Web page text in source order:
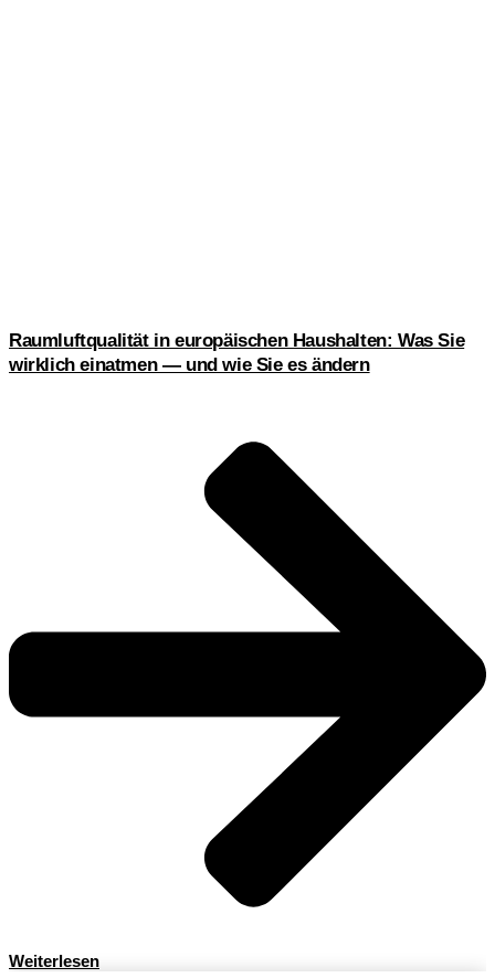
Raumluftqualität in europäischen Haushalten: Was Sie
wirklich einatmen — und wie Sie es ändern
Weiterlesen